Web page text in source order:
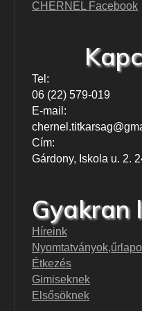
CHERNEL Facebook
Tel:
06 (22) 579-019
E-mail:
Cím:
Gárdony, Iskola u. 2.
Gyakran
Híreink
Étkezés
Gimiseknek
Elsősöknek